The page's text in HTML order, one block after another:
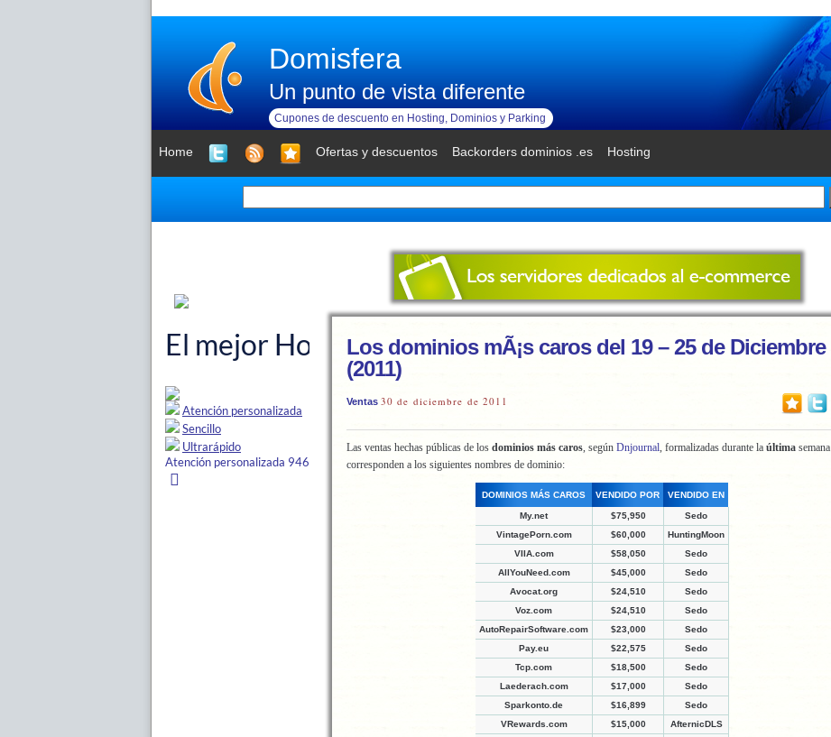
Domisfera
Un punto de vista diferente
Cupones de descuento en Hosting, Dominios y Parking
Home Ofertas y descuentos Backorders dominios .es Hosting
Los dominios mÃ¡s caros del 19 – 25 de Diciembre
(2011)
Ventas 30 de diciembre de 2011
Las ventas hechas públicas de los dominios más caros, según Dnjournal, formalizadas durante la última semana
corresponden a los siguientes nombres de dominio:
DOMINIOS MÁS CAROS VENDIDO POR VENDIDO EN
My.net $75,950
Sedo
VintagePorn.com
$60,000
HuntingMoon
VIIA.com
$58,050
Sedo
AllYouNeed.com
$45,000
Sedo
Avocat.org
$24,510
Sedo
Voz.com
$24,510
Sedo
AutoRepairSoftware.com
$23,000
Sedo
Pay.eu
$22,575
Sedo
Tcp.com
$18,500
Sedo
Laederach.com
$17,000
Sedo
Sparkonto.de
$16,899
Sedo
VRewards.com
$15,000
AfternicDLS